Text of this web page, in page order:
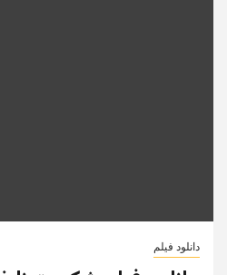
دانلود فیلم